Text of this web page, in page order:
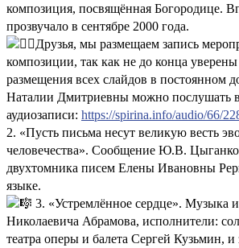
композиция, посвящённая Богородице.
прозвучало в сентябре 2000 года.
Друзья, мы размещаем запись
композиции, так как не до конца
размещения всех слайдов в постоянном
Наталии Дмитриевны можно послушать в
аудиозаписи: https://spirina.info/audio/66/
2. «Пусть письма несут великую весть
человечества». Сообщение Ю.В.
двухтомника писем Елены Ивановны
языке.
3. «Устремлённое сердце». Музыка
Николаевича Абрамова, исполнители:
театра оперы и балета Сергей Кузьмин,